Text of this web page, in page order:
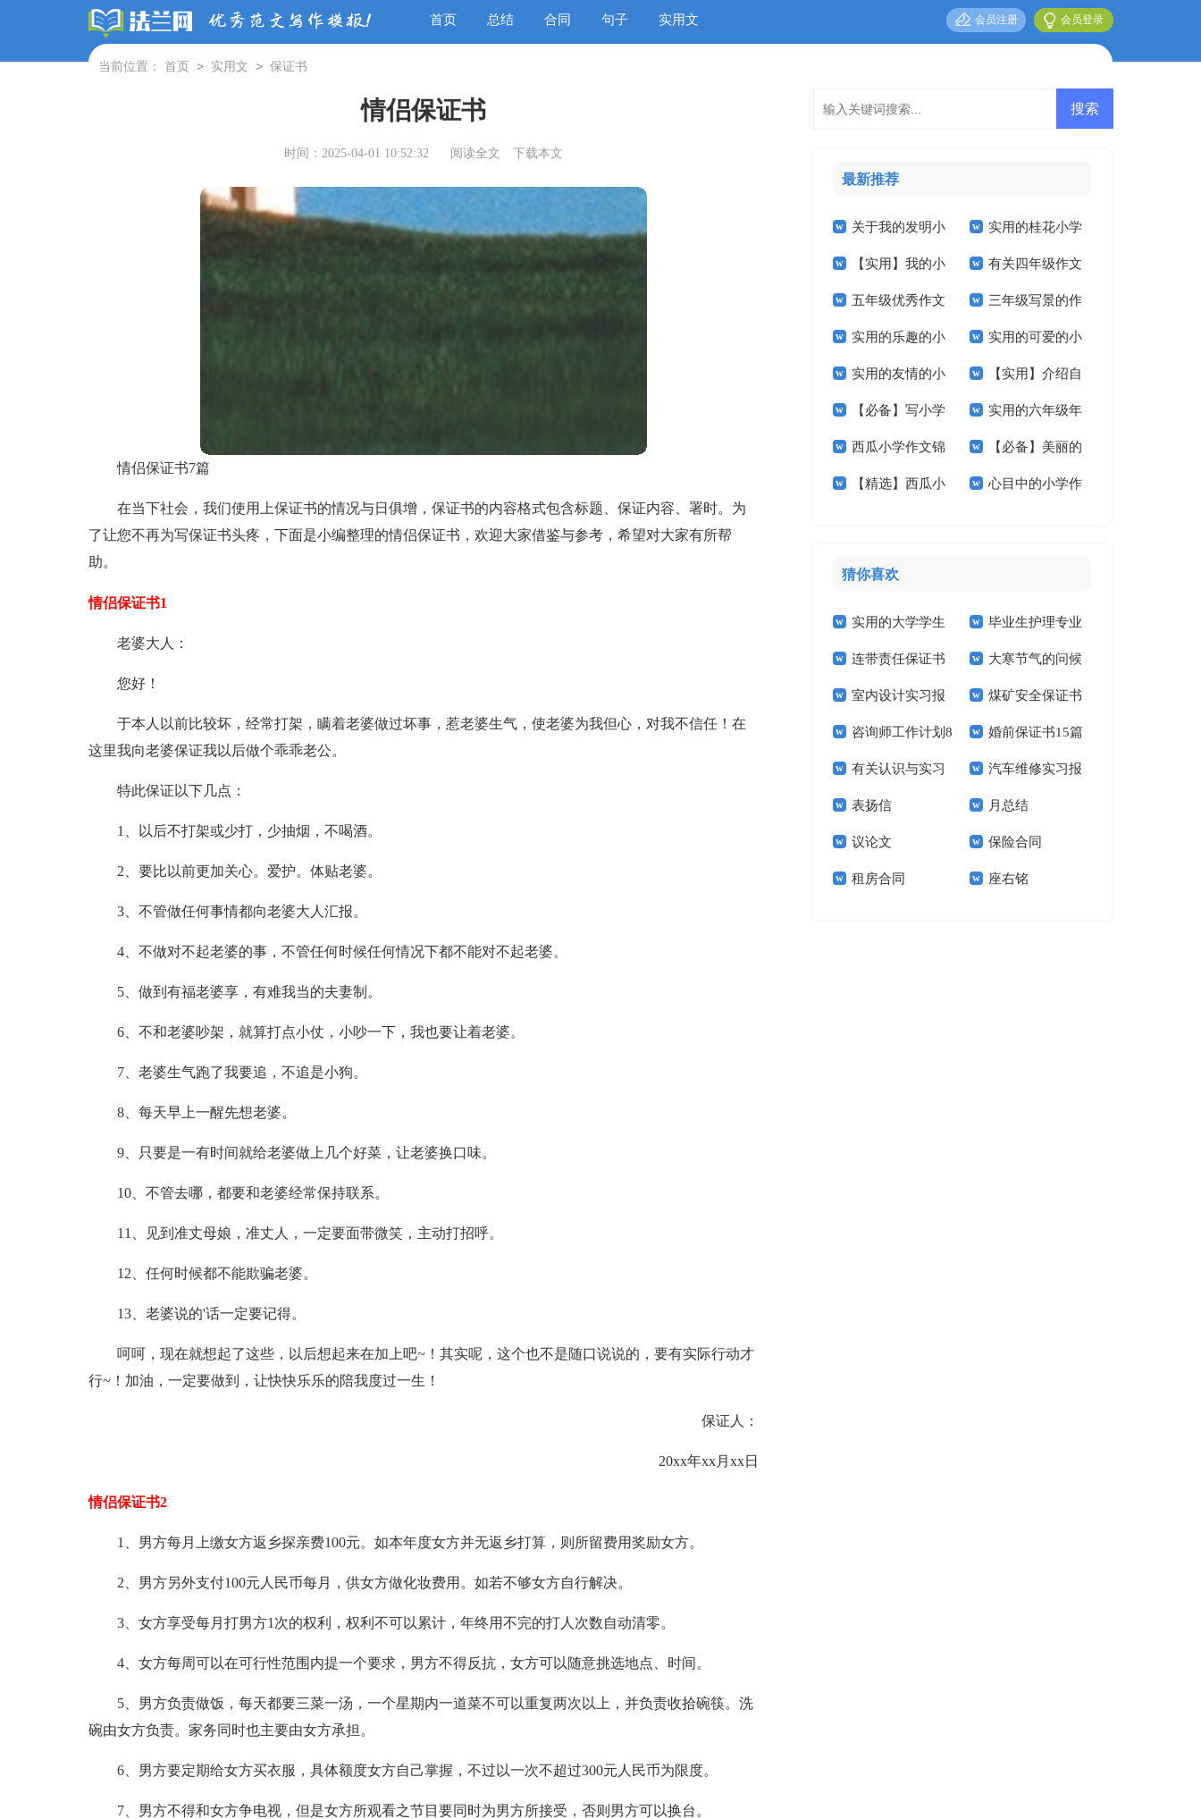
首页 总结 合同 句子 实用文 会员登录
会员注册
当前位置： 首页 > 实用文 > 保证书
情侣保证书
时间：2025-04-01 10:52:32 阅读全文 下载本文
情侣保证书7篇
在当下社会，我们使用上保证书的情况与日俱增，保证书的内容格式包含标题、保证内容、署时。为
了让您不再为写保证书头疼，下面是小编整理的情侣保证书，欢迎大家借鉴与参考，希望对大家有所帮
助。
情侣保证书1
老婆大人：
您好！
于本人以前比较坏，经常打架，瞒着老婆做过坏事，惹老婆生气，使老婆为我但心，对我不信任！在
这里我向老婆保证我以后做个乖乖老公。
特此保证以下几点：
1、以后不打架或少打，少抽烟，不喝酒。
2、要比以前更加关心。爱护。体贴老婆。
3、不管做任何事情都向老婆大人汇报。
4、不做对不起老婆的事，不管任何时候任何情况下都不能对不起老婆。
5、做到有福老婆享，有难我当的夫妻制。
6、不和老婆吵架，就算打点小仗，小吵一下，我也要让着老婆。
7、老婆生气跑了我要追，不追是小狗。
8、每天早上一醒先想老婆。
9、只要是一有时间就给老婆做上几个好菜，让老婆换口味。
10、不管去哪，都要和老婆经常保持联系。
11、见到准丈母娘，准丈人，一定要面带微笑，主动打招呼。
12、任何时候都不能欺骗老婆。
13、老婆说的'话一定要记得。
呵呵，现在就想起了这些，以后想起来在加上吧~！其实呢，这个也不是随口说说的，要有实际行动才
行~！加油，一定要做到，让快快乐乐的陪我度过一生！
保证人：
20xx年xx月xx日
情侣保证书2
1、男方每月上缴女方返乡探亲费100元。如本年度女方并无返乡打算，则所留费用奖励女方。
2、男方另外支付100元人民币每月，供女方做化妆费用。如若不够女方自行解决。
3、女方享受每月打男方1次的权利，权利不可以累计，年终用不完的打人次数自动清零。
4、女方每周可以在可行性范围内提一个要求，男方不得反抗，女方可以随意挑选地点、时间。
5、男方负责做饭，每天都要三菜一汤，一个星期内一道菜不可以重复两次以上，并负责收拾碗筷。洗
碗由女方负责。家务同时也主要由女方承担。
6、男方要定期给女方买衣服，具体额度女方自己掌握，不过以一次不超过300元人民币为限度。
7、男方不得和女方争电视，但是女方所观看之节目要同时为男方所接受，否则男方可以换台。
最新推荐
关于我的发明小
学作文三篇
实用的桂花小学
作文4篇
【实用】我的小
学作文3篇
有关四年级作文
300字5篇
五年级优秀作文
汇总五篇
三年级写景的作
文
实用的乐趣的小
学作文三篇
实用的可爱的小
学作文四篇
实用的友情的小
学作文七篇
【实用】介绍自
己小学作文9篇
【必备】写小学
的作文七篇
实用的六年级年
的作文300字汇编6
篇
西瓜小学作文锦
集九篇
【必备】美丽的
小学作文六篇
【精选】西瓜小 心目中的小学作
猜你喜欢
实用的大学学生
实习报告范文锦集六
篇
毕业生护理专业
求职信精选15篇
连带责任保证书 大寒节气的问候
祝福语
室内设计实习报
告汇编15篇
煤矿安全保证书
(15篇)
咨询师工作计划8
篇
婚前保证书15篇
有关认识与实习
报告模板集锦十篇
汽车维修实习报
告(汇编15篇)
表扬信 月总结
议论文 保险合同
租房合同 座右铭